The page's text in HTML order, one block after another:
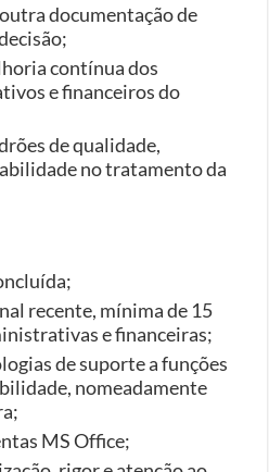
documentação de
contínua dos
e financeiros do
de qualidade,
no tratamento da
recente, mínima de 15
e financeiras;
de suporte a funções
nomeadamente
MS Office;